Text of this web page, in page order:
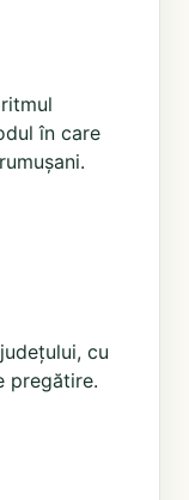
în care
cu
pregătire.